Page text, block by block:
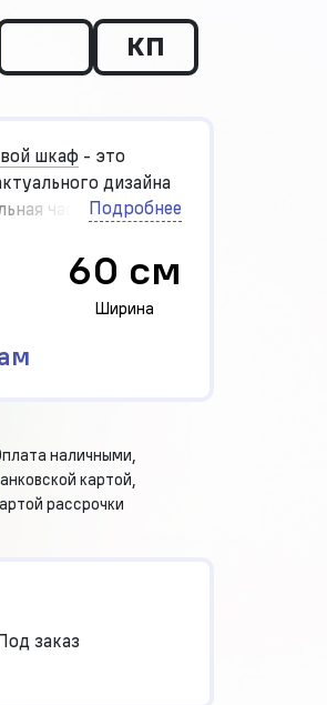
КП
шкаф- это
дизайна
частьПодробнее
60 см
Ширина
наличными,
картой,
рассрочки
заказ